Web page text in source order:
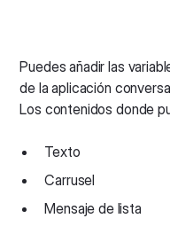
Puedes añadir las
de la aplicación
Los contenidos donde
Texto
Carrusel
Mensaje de lista